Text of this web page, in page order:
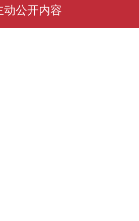
动公开内容